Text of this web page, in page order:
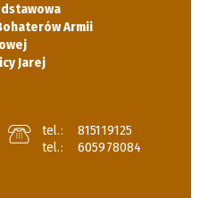
Armii
Jarej
tel.:
815119125
tel.:
605978084